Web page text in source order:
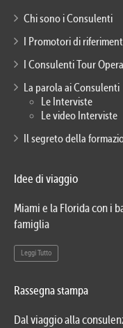
Chi sono i Consulenti
I Promotori di
I Consulenti Tour
La parola ai Consulenti
Le Interviste
Le video Interviste
Il segreto della
Idee di viaggio
Miami e la Florida con i
famiglia
Leggi Tutto
Rassegna stampa
Dal viaggio alla